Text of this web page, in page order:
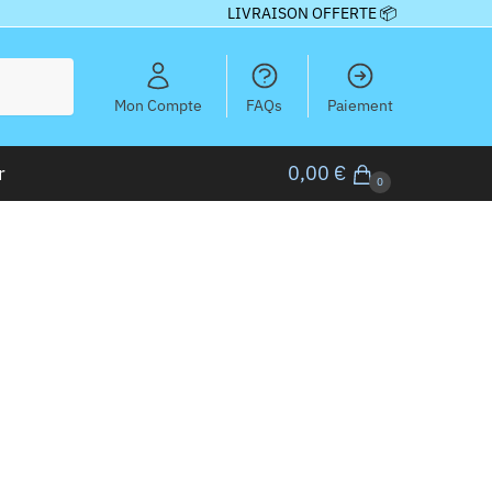
LIVRAISON OFFERTE 📦
Mon Compte FAQs Paiement
0,00 € 0